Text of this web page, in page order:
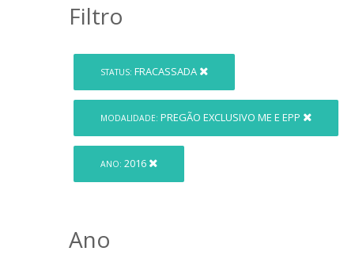
Filtro
STATUS: FRACASSADA
MODALIDADE: PREGÃO EXCLUSIVO ME E EPP
ANO: 2016
Ano